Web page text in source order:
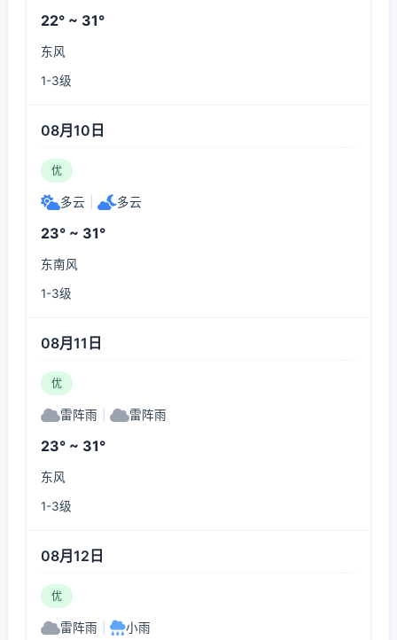
22° ~ 31°
东风
1-3级
08月10日
优
多云 多云
23° ~ 31°
东南风
1-3级
08月11日
优
雷阵雨 雷阵雨
23° ~ 31°
东风
1-3级
08月12日
优
雷阵雨 小雨